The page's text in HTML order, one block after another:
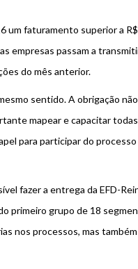
faturamento superior a
empresas passam a
do mês anterior.
sentido. A obrigação
mapear e capacitar
para participar do
fazer a entrega da EFD-
primeiro grupo de 18
nos processos, mas